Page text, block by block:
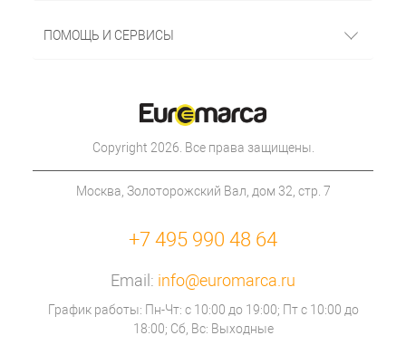
ПОМОЩЬ И СЕРВИСЫ
Copyright 2026. Все права защищены.
Москва, Золоторожский Вал, дом 32, стр. 7
+7 495 990 48 64
Email: info@euromarca.ru
График работы: Пн-Чт: с 10:00 до 19:00; Пт с 10:00 до
18:00; Сб, Вс: Выходные